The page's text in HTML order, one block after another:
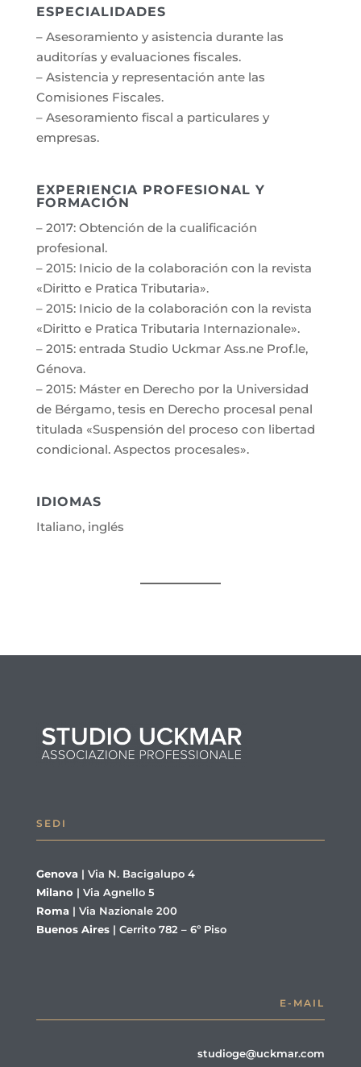
ESPECIALIDADES
– Asesoramiento y asistencia durante las
auditorías y evaluaciones fiscales.
– Asistencia y representación ante las
Comisiones Fiscales.
– Asesoramiento fiscal a particulares y
empresas.
EXPERIENCIA PROFESIONAL Y
FORMACIÓN
– 2017: Obtención de la cualificación
profesional.
– 2015: Inicio de la colaboración con la revista
«Diritto e Pratica Tributaria».
– 2015: Inicio de la colaboración con la revista
«Diritto e Pratica Tributaria Internazionale».
– 2015: entrada Studio Uckmar Ass.ne Prof.le,
Génova.
– 2015: Máster en Derecho por la Universidad
de Bérgamo, tesis en Derecho procesal penal
titulada «Suspensión del proceso con libertad
condicional. Aspectos procesales».
IDIOMAS
Italiano, inglés
SEDI
Genova | Via N. Bacigalupo 4
Milano | Via Agnello 5
Roma | Via Nazionale 200
Buenos Aires| Cerrito 782 – 6º Piso
E-MAIL
studioge@uckmar.com